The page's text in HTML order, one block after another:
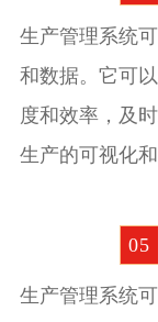
生产管理系统
和数据。它可
度和效率，及
生产的可视化和
05
生产管理系统